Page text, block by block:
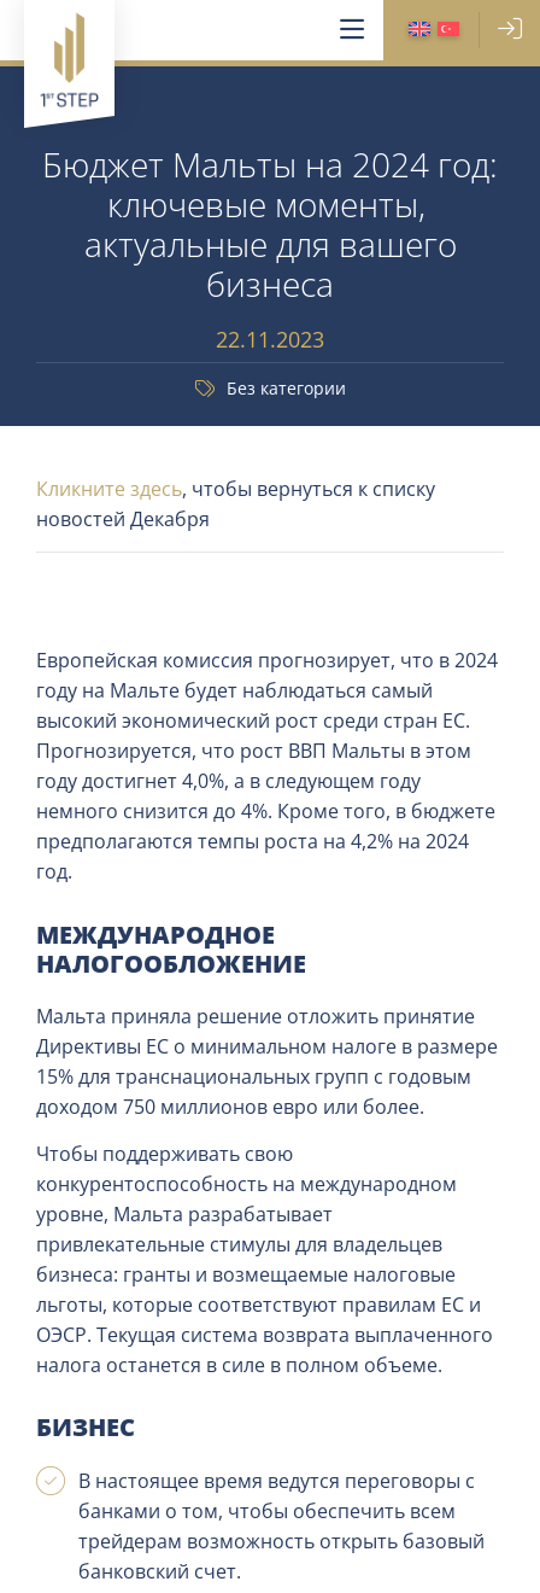
Бюджет Мальты на 2024 год:
ключевые моменты,
актуальные для вашего
бизнеса
22.11.2023
Без категории
Кликните здесь, чтобы вернуться к списку
новостей Декабря
Европейская комиссия прогнозирует, что в 2024
году на Мальте будет наблюдаться самый
высокий экономический рост среди стран ЕС.
Прогнозируется, что рост ВВП Мальты в этом
году достигнет 4,0%, а в следующем году
немного снизится до 4%. Кроме того, в бюджете
предполагаются темпы роста на 4,2% на 2024
год.
МЕЖДУНАРОДНОЕ
НАЛОГООБЛОЖЕНИЕ
Мальта приняла решение отложить принятие
Директивы ЕС о минимальном налоге в размере
15% для транснациональных групп с годовым
доходом 750 миллионов евро или более.
Чтобы поддерживать свою
конкурентоспособность на международном
уровне, Мальта разрабатывает
привлекательные стимулы для владельцев
бизнеса: гранты и возмещаемые налоговые
льготы, которые соответствуют правилам ЕС и
ОЭСР. Текущая система возврата выплаченного
налога останется в силе в полном объеме.
БИЗНЕС
В настоящее время ведутся переговоры с
банками о том, чтобы обеспечить всем
трейдерам возможность открыть базовый
банковский счет.